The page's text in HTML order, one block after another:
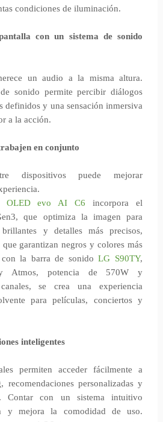
condiciones de iluminación.
con un sistema de sonido
un audio a la misma altura.
sonido permite percibir diálogos
definidos y una sensación inmersiva
a la acción.
en conjunto
dispositivos puede mejorar
OLED evo AI C6 incorpora el
que optimiza la imagen para
y detalles más precisos,
garantizan negros y colores más
con la barra de sonidoLG S90TY,
Atmos, potencia de 570W y
se crea una experiencia
para películas, conciertos y
inteligentes
permiten acceder fácilmente a
recomendaciones personalizadas y
Contar con un sistema intuitivo
y mejora la comodidad de uso.